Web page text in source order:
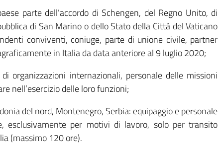
parte dell’accordo di Schengen, del Regno Unito, di
di San Marino o dello Stato della Città del Vaticano
conviventi, coniuge, parte di unione civile, partner
in Italia da data anteriore al 9 luglio 2020;
organizzazioni internazionali, personale delle missioni
nell’esercizio delle loro funzioni;
del nord, Montenegro, Serbia: equipaggio e personale
esclusivamente per motivi di lavoro, solo per transito
(massimo 120 ore).